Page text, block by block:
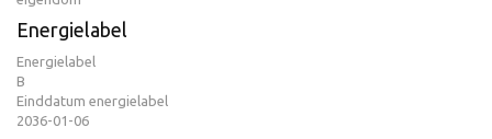
Energielabel
Energielabel
B
Einddatum energielabel
2036-01-06